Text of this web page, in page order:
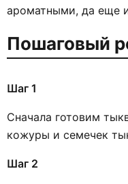
ароматными, да еще
Пошаговый
Шаг 1
Сначала готовим
кожуры и семечек
Шаг 2